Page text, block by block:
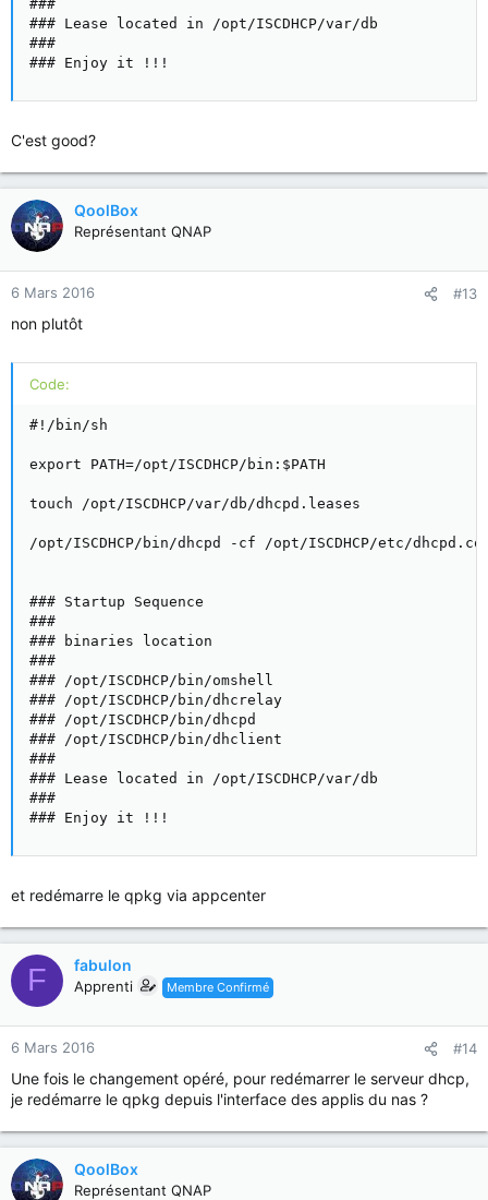
###
### Lease located in /opt/ISCDHCP/var/db
###
### Enjoy it !!!
C'est good?
QoolBox
Représentant QNAP
6 Mars 2016 #13
non plutôt
Code:
#!/bin/sh
export PATH=/opt/ISCDHCP/bin:$PATH
touch /opt/ISCDHCP/var/db/dhcpd.leases
/opt/ISCDHCP/bin/dhcpd -cf /opt/ISCDHCP/etc/
### Startup Sequence
###
### binaries location
###
### /opt/ISCDHCP/bin/omshell
### /opt/ISCDHCP/bin/dhcrelay
### /opt/ISCDHCP/bin/dhcpd
### /opt/ISCDHCP/bin/dhclient
###
### Lease located in /opt/ISCDHCP/var/db
###
### Enjoy it !!!
et redémarre le qpkg via appcenter
F fabulon
Apprenti Membre Confirmé
6 Mars 2016 #14
Une fois le changement opéré, pour redémarrer le serveur dhcp,
je redémarre le qpkg depuis l'interface des applis du nas ?
QoolBox
Représentant QNAP